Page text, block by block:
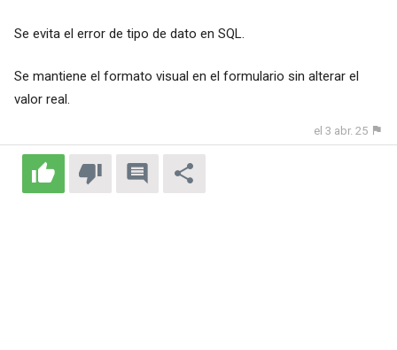
Se evita el error de tipo de dato en SQL.
Se mantiene el formato visual en el formulario sin alterar el
valor real.
el 3 abr. 25